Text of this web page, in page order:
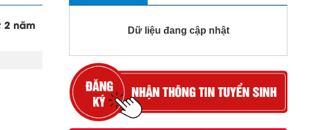
2 năm
Dữ liệu đang cập nhật